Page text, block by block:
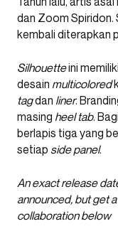
dan Zoom Spiridon.
kembali diterapkan
Silhouetteini memiliki
desain multicolored
tagdan liner.
masing heel tab.
berlapis tiga yang
setiap side panel.
An exact release
announced, but get
collaboration below